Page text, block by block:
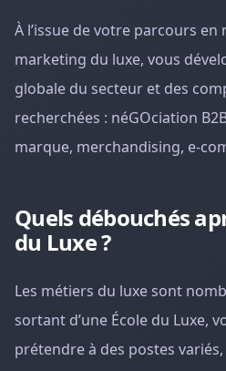
À l’issue de votre parcours
marketing du luxe, vous
globale du secteur et des
recherchées : néGOciation
marque, merchandising, e-
Quels débouchés
du Luxe ?
Les métiers du luxe sont
sortant d’une École du Luxe,
prétendre à des postes